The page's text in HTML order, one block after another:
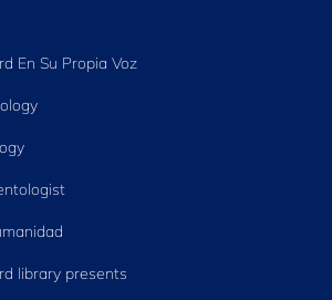
En Su Propia Voz
library presents